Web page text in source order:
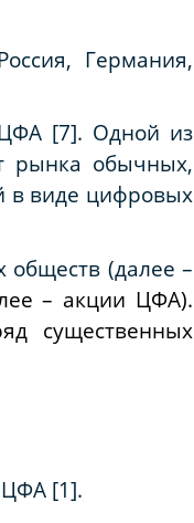
Германия,
[7]. Одной из
рынка обычных,
в виде цифровых
(далее –
– акции ЦФА).
существенных
[1].